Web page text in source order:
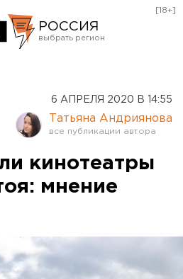
РОССИЯ
Оренбург
[18+]
6 АПРЕЛЯ 2020 В 14:55
Татьяна Андриянова
кинотеатры
мнение